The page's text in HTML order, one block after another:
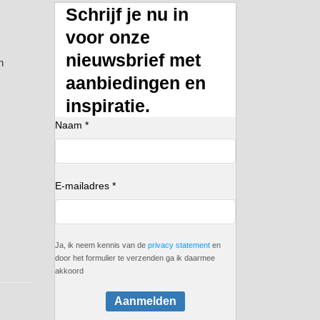
Schrijf je nu in
voor onze
nieuwsbrief met
aanbiedingen en
inspiratie.
Naam *
E-mailadres *
Ja, ik neem kennis van de privacy statement en
door het formulier te verzenden ga ik daarmee
akkoord
Aanmelden